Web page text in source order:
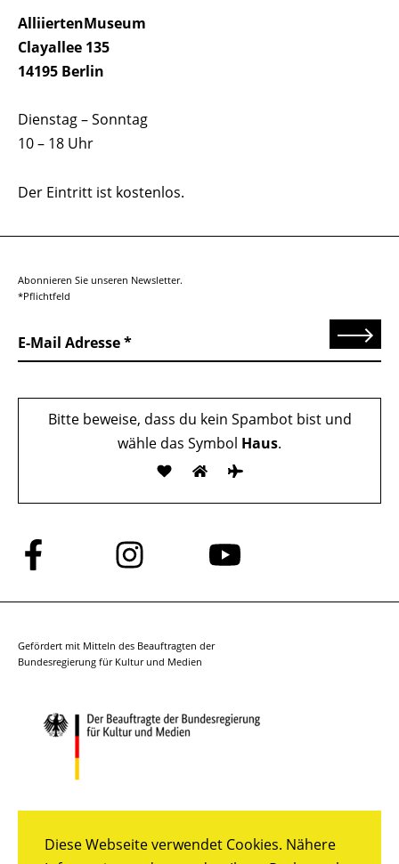
Diese Webseite verwendet Cookies. Nähere
AlliiertenMuseum
Clayallee 135
14195 Berlin
Dienstag – Sonntag
10 – 18 Uhr
Der Eintritt ist kostenlos.
Abonnieren Sie unseren Newsletter.
*Pflichtfeld
E-Mail Adresse Senden
Bitte beweise, dass du kein Spambot bist und
wähle das Symbol Haus.
Folge
uns
auf
Folge
uns
auf
Folge
auf
Gefördert mit Mitteln des Beauftragten der
Bundesregierung für Kultur und Medien